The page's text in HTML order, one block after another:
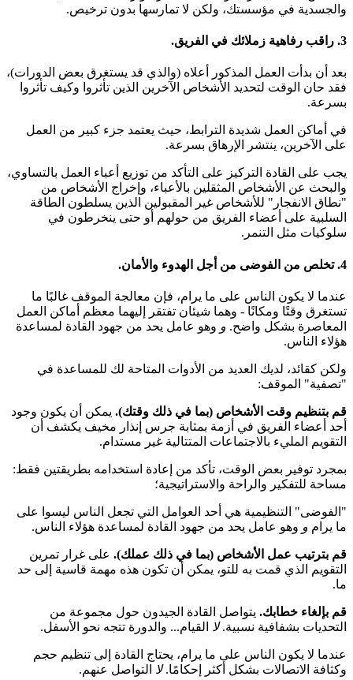
والجسدية في مؤسستك، ولكن لا تمارسها بدون ترخيص.
3. راقب رفاهية زملائك في الفريق.
بعد أن بدأت العمل المذكور أعلاه (والذي قد يستغرق بعض الدورات)،
فقد حان الوقت لتحديد الأشخاص الآخرين الذين تأثروا وكيف تأثروا
بسرعة.
في أماكن العمل شديدة الترابط، حيث يعتمد جزء كبير من العمل
على الآخرين، ينتشر الإرهاق بسرعة.
يجب على القادة التركيز على التأكد من توزيع أعباء العمل بالتساوي،
والبحث عن الأشخاص المثقلين بالأعباء، وإخراج الأشخاص من
"نطاق الانفجار" للأشخاص غير المقبولين الذين يسلطون الطاقة
السلبية على أعضاء الفريق من حولهم أو حتى ينخرطون في
سلوكيات مثل التنمر.
4. تخلص من الفوضى من أجل الهدوء والأمان.
عندما لا يكون الناس على ما يرام، فإن معالجة الموقف غالبًا ما
تستغرق وقتًا ومكانًا - وهما شيئان تفتقر إليهما معظم أماكن العمل
المعاصرة بشكل واضح. و وهو عامل يحد من جهود القادة لمساعدة
هؤلاء الناس.
ولكن كقائد، لديك العديد من الأدوات المتاحة لك للمساعدة في
"تصفية" الموقف:
قم بتنظيم وقت الأشخاص (بما في ذلك وقتك). يمكن أن يكون وجود
أحد أعضاء الفريق في أزمة بمثابة جرس إنذار مخيف يكشف أن
التقويم المليء بالاجتماعات المتتالية غير مستدام.
بمجرد توفير بعض الوقت، تأكد من إعادة استخدامه بطريقتين فقط:
مساحة للتفكير والراحة والاستراتيجية؛
"الفوضى" التنظيمية هي أحد العوامل التي تجعل الناس ليسوا على
ما يرام و وهو عامل يحد من جهود القادة لمساعدة هؤلاء الناس.
قم بترتيب عمل الأشخاص (بما في ذلك عملك). على غرار تمرين
التقويم الذي قمت به للتو، يمكن أن تكون هذه مهمة قاسية إلى حد
ما.
قم بإلغاء خطابك. يتواصل القادة الجيدون حول مجموعة من
التحديات بشفافية نسبية.لا القيام... والدورة تتجه نحو الأسفل.
عندما لا يكون الناس على ما يرام، يحتاج القادة إلى تنظيم حجم
وكثافة الاتصالات بشكل أكثر إحكامًا.لا التواصل عنهم.